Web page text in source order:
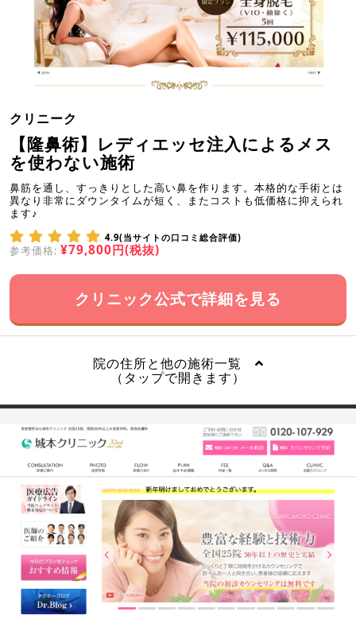
クリニーク
【隆鼻術】レディエッセ注入によるメス
を使わない施術
鼻筋を通し、すっきりとした高い鼻を作ります。本格的な手術とは
異なり非常にダウンタイムが短く、またコストも低価格に抑えられ
ます♪
4.9(当サイトの口コミ総合評価)
参考価格: ¥79,800円(税抜)
クリニック公式で詳細を見る
院の住所と他の施術一覧
（タップで開きます）